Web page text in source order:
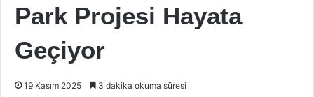
Park Projesi Hayata
Geçiyor
19 Kasım 2025 3 dakika okuma süresi